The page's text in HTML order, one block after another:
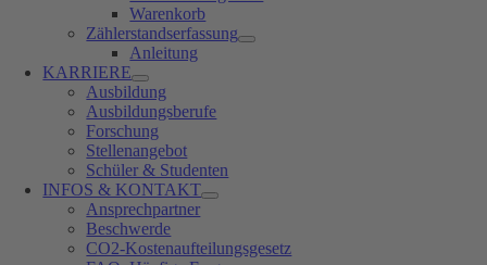
Warenkorb
Zählerstandserfassung
Anleitung
KARRIERE
Ausbildung
Ausbildungsberufe
Forschung
Stellenangebot
Schüler & Studenten
INFOS & KONTAKT
Ansprechpartner
Beschwerde
CO2-Kostenaufteilungsgesetz